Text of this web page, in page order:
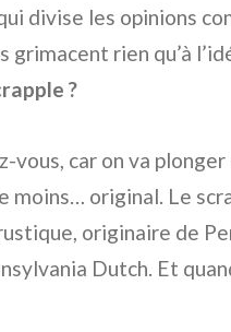
divise les opinions
grimacent rien qu’à
?
vous, car on va
moins… original. Le
originaire de
Dutch. Et